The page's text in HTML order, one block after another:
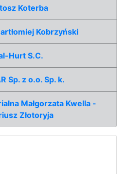
Koterba
Kobrzyński
Hurt S.C.
Sp. z o.o. Sp. k.
Małgorzata Kwella -
Złotoryja